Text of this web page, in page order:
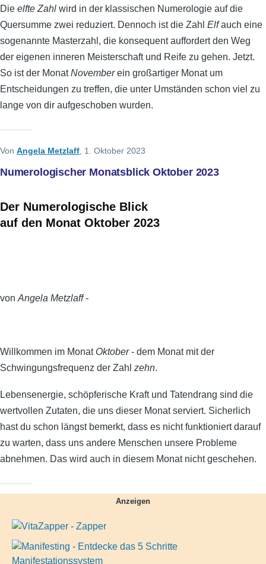
Die elfte Zahl wird in der klassischen Numerologie auf die
Quersumme zwei reduziert. Dennoch ist die Zahl Elfauch eine
sogenannte Masterzahl, die konsequent auffordert den Weg
der eigenen inneren Meisterschaft und Reife zu gehen. Jetzt.
So ist der MonatNovemberein großartiger Monat um
Entscheidungen zu treffen, die unter Umständen schon viel zu
lange von dir aufgeschoben wurden.
Von Angela Metzlaff , 1. Oktober 2023
Numerologischer Monatsblick Oktober 2023
Der Numerologische Blick
auf den Monat Oktober 2023
von Angela Metzlaff -
Willkommen im Monat Oktober- dem Monat mit der
Schwingungsfrequenz der Zahl zehn.
Lebensenergie, schöpferische Kraft und Tatendrang sind die
wertvollen Zutaten, die uns dieser Monat serviert. Sicherlich
hast du schon längst bemerkt, dass es nicht funktioniert darauf
zu warten, dass uns andere Menschen unsere Probleme
abnehmen. Das wird auch in diesem Monat nicht geschehen.
Anzeigen